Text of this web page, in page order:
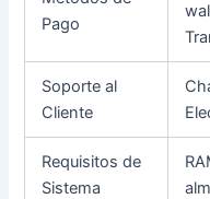
Pago
Soporte al
Cliente
Requisitos de
Sistema